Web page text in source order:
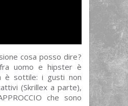
cosa posso dire?
uomo e hipster è
è sottile: i gusti non
(Skrillex a parte),
che sono